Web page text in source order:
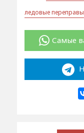
ледовые переправы
Самые